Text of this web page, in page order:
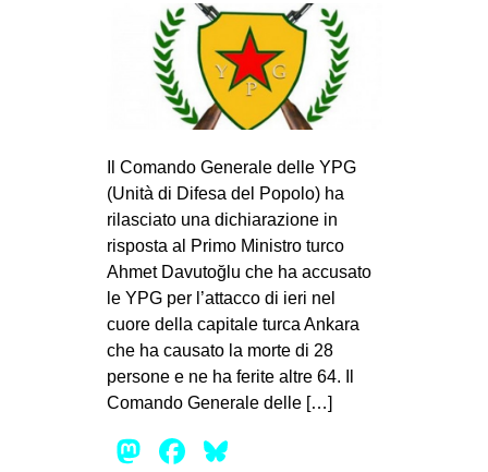
Il Comando Generale delle YPG
(Unità di Difesa del Popolo) ha
rilasciato una dichiarazione in
risposta al Primo Ministro turco
Ahmet Davutoğlu che ha accusato
le YPG per l’attacco di ieri nel
cuore della capitale turca Ankara
che ha causato la morte di 28
persone e ne ha ferite altre 64. Il
Comando Generale delle […]
Mastodon
Facebook